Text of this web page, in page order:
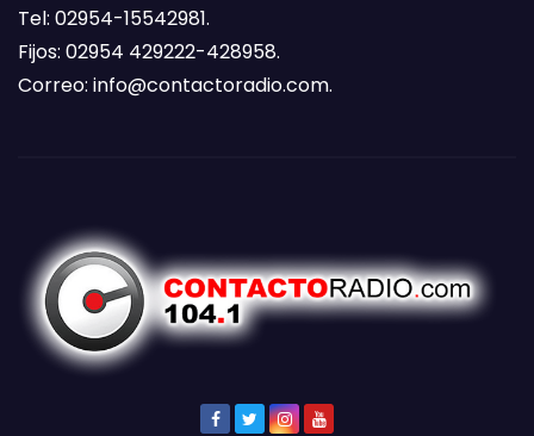
Tel: 02954-15542981.
Fijos: 02954 429222-428958.
Correo: info@contactoradio.com.